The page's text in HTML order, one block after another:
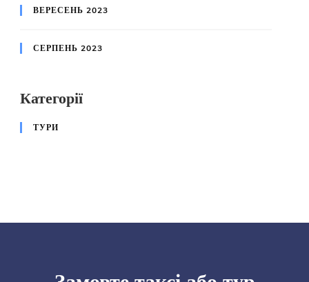
ВЕРЕСЕНЬ 2023
СЕРПЕНЬ 2023
Категорії
ТУРИ